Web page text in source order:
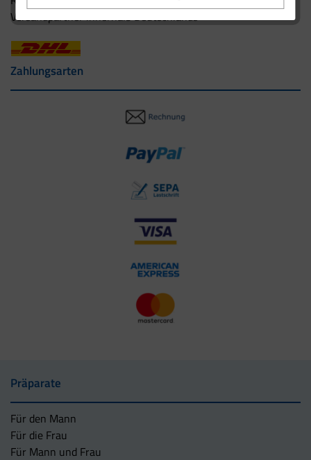
Versandpartner innerhalb Deutschlands
Zahlungsarten
Präparate
Für den Mann
Für die Frau
Für Mann und Frau